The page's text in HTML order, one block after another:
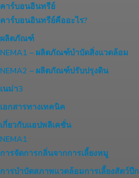
คาร์บอนอินทรีย์
คาร์บอนอินทรีย์คืออะไร?
ผลิตภัณฑ์
NEMA1 – ผลิตภัณฑ์บำบัดสิ่งแวดล้อม
NEMA2 – ผลิตภัณฑ์ปรับปรุงดิน
เนม่า3
เอกสารทางเทคนิค
เกี่ยวกับแอปพลิเคชั่น
NEMA1
การจัดการกลิ่นจากการเลี้ยงหมู
การบำบัดสภาพแวดล้อมการเลี้ยงสัตว์ปีก